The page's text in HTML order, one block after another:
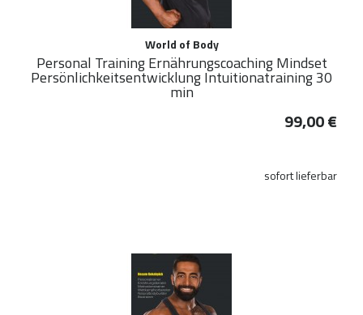
World of Body
Personal Training Ernährungscoaching Mindset
Persönlichkeitsentwicklung Intuitionatraining 30
min
99,00 €
sofort lieferbar